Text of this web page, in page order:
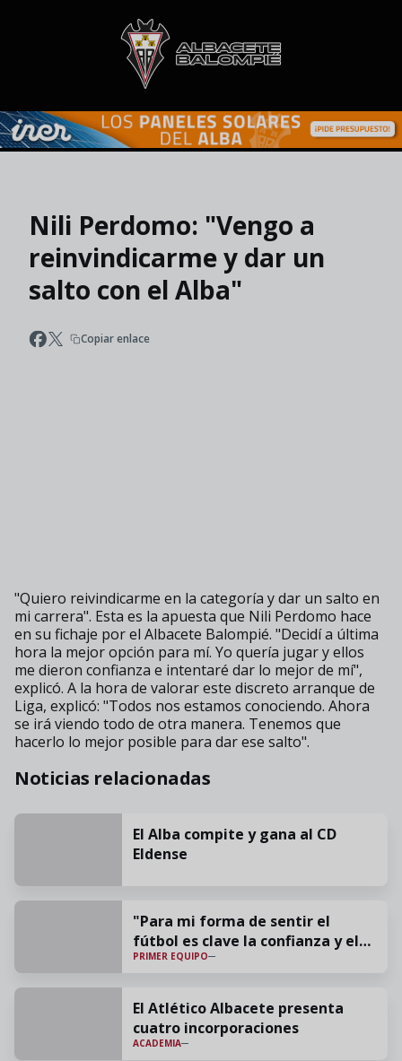
Skip to main content
Nili Perdomo: "Vengo a
reinvindicarme y dar un
salto con el Alba"
Copiar enlace
"Quiero reivindicarme en la categoría y dar un salto en
mi carrera". Esta es la apuesta que Nili Perdomo hace
en su fichaje por el Albacete Balompié. "Decidí a última
hora la mejor opción para mí. Yo quería jugar y ellos
me dieron confianza e intentaré dar lo mejor de mí",
explicó. A la hora de valorar este discreto arranque de
Liga, explicó: "Todos nos estamos conociendo. Ahora
se irá viendo todo de otra manera. Tenemos que
hacerlo lo mejor posible para dar ese salto".
Noticias relacionadas
El Alba compite y gana al CD
Eldense
"Para mi forma de sentir el
fútbol es clave la confianza y el
cariño"
PRIMER EQUIPO
El Atlético Albacete presenta
cuatro incorporaciones
ACADEMIA